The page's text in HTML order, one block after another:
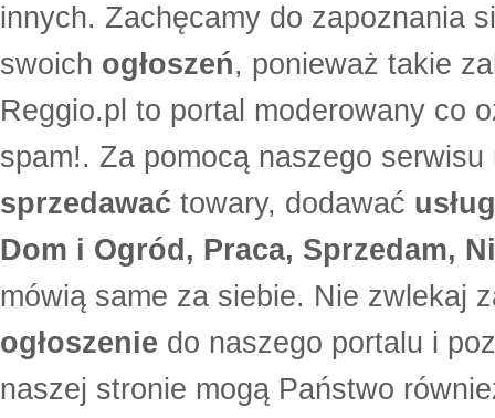
innych. Zachęcamy do zapoznania
swoich ogłoszeń, ponieważ takie
Reggio.pl to portal moderowany co
spam!. Za pomocą naszego
sprzedawać towary, dodawać
Dom i Ogród, Praca, Sprzedam,
mówią same za siebie. Nie zwlekaj
ogłoszenie do naszego portalu i
naszej stronie mogą Państwo